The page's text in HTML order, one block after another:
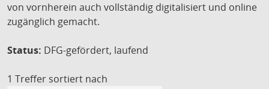
von vornherein auch vollständig digitalisiert und online
zugänglich gemacht.
Status: DFG-gefördert, laufend
1 Treffer sortiert nach